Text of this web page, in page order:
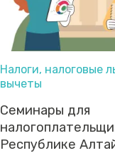
Налоги, налоговые
вычеты
Семинары для
Республике